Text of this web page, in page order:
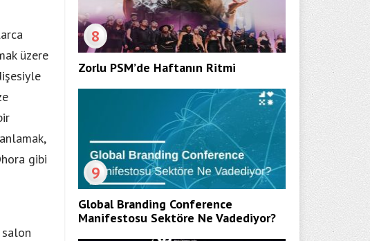
üzere
gibi
8
Zorlu PSM’de Haftanın Ritmi
9
Global Branding Conference
Manifestosu Sektöre Ne Vadediyor?